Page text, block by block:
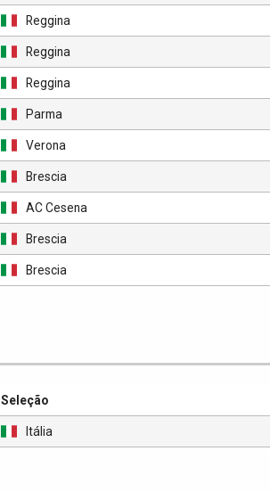
Reggina
Reggina
Reggina
Parma
Verona
Brescia
AC Cesena
Brescia
Brescia
Seleção
Itália